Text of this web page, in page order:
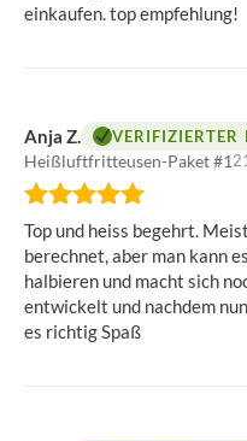
einkaufen. top empfehlung!
Anja Z. VERIFIZIERTER
Heißluftfritteusen-Paket #1
Bewertung:
5
von
5
Sternen
Top und heiss begehrt.
berechnet, aber man kann
halbieren und macht sich
entwickelt und nachdem
es richtig Spaß